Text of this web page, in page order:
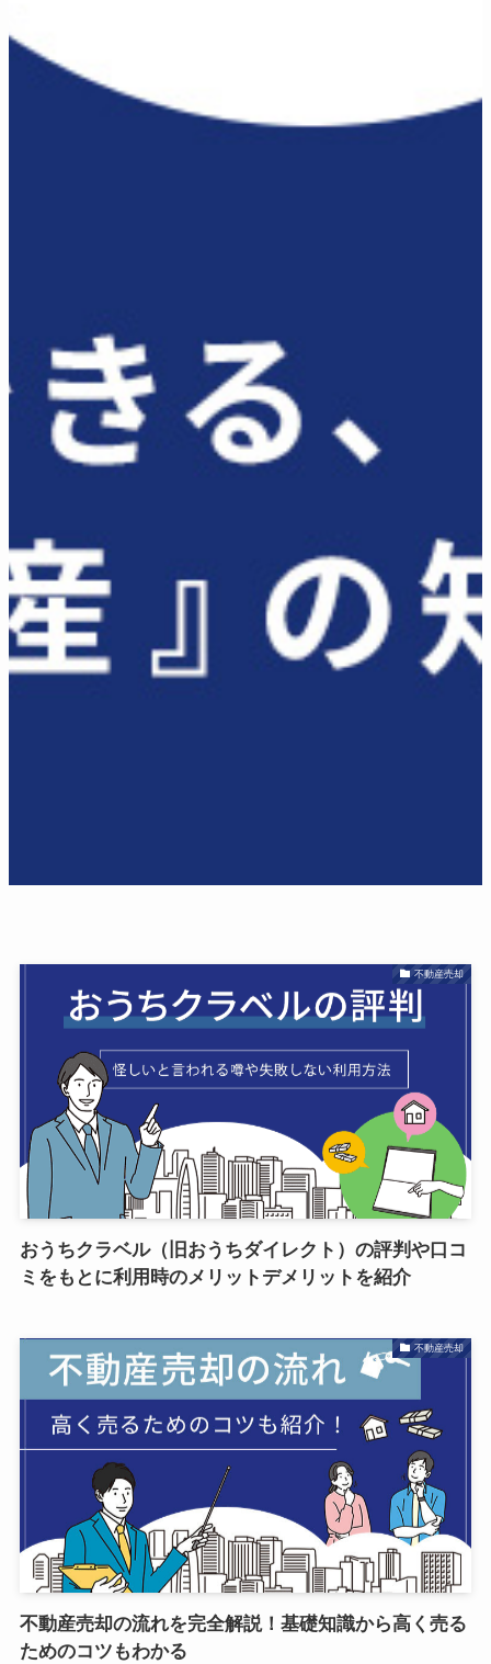
不動産売却
おうちクラベル（旧おうちダイレクト）の評判や口コ
ミをもとに利用時のメリットデメリットを紹介
不動産売却
不動産売却の流れを完全解説！基礎知識から高く売る
ためのコツもわかる